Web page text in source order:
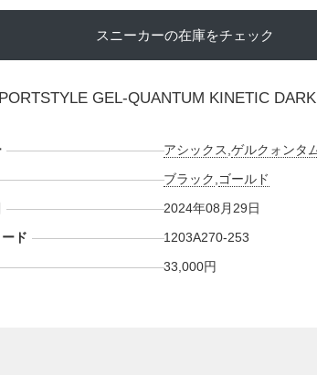
スニーカーの在庫をチェック
GEL-QUANTUM KINETIC
アシックス ,ゲルクォンタ
ブラック ゴールド
2024年08月29日
ド
1203A270-253
33,000円